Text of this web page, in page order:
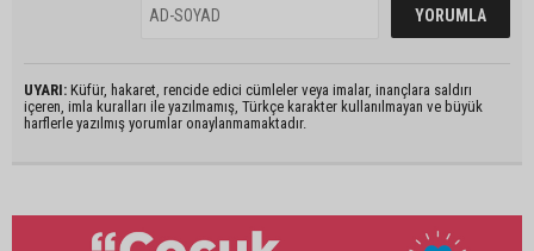
UYARI: Küfür, hakaret, rencide edici cümleler veya imalar, inançlara saldırı
içeren, imla kuralları ile yazılmamış, Türkçe karakter kullanılmayan ve büyük
harflerle yazılmış yorumlar onaylanmamaktadır.